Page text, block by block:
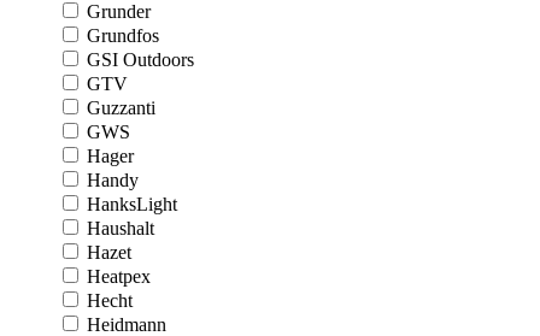
Grunder
Grundfos
GSI Outdoors
GTV
Guzzanti
GWS
Hager
Handy
HanksLight
Haushalt
Hazet
Heatpex
Hecht
Heidmann